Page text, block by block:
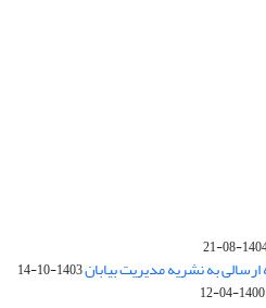
1404-
به نشریه مدیریت بیابان1403-10-14
1400-04-12